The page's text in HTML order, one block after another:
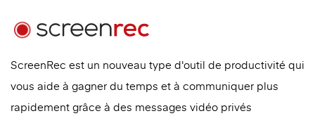
ScreenRec est un nouveau type d'outil de productivité qui
vous aide à gagner du temps et à communiquer plus
rapidement grâce à des messages vidéo privés